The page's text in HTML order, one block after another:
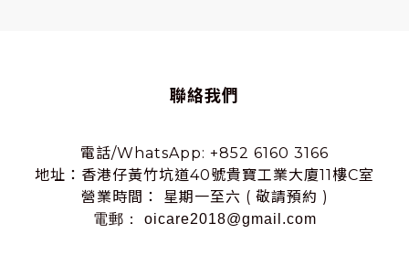
聯絡我們
電話/WhatsApp: +852 6160 3166
地址：香港仔黃竹坑道40號貴寶工業大廈11樓C室
營業時間： 星期一至六 ( 敬請預約 )
電郵： oicare2018@gmail.com